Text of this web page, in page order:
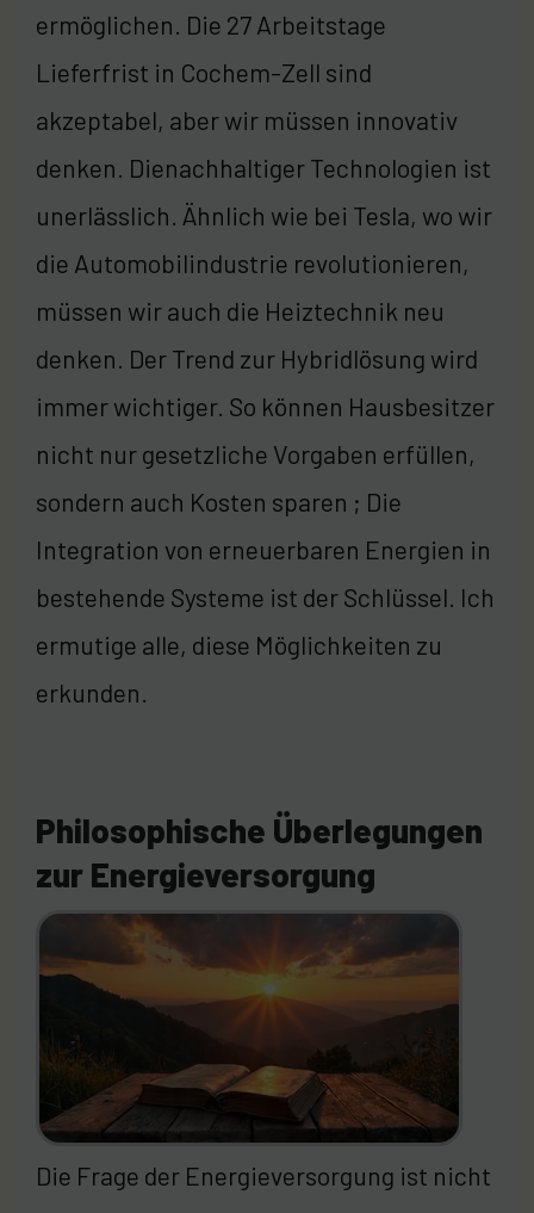
ermöglichen. Die 27 Arbeitstage
Lieferfrist in Cochem-Zell sind
akzeptabel, aber wir müssen innovativ
denken. Dienachhaltiger Technologien ist
unerlässlich. Ähnlich wie bei Tesla, wo wir
die Automobilindustrie revolutionieren,
müssen wir auch die Heiztechnik neu
denken. Der Trend zur Hybridlösung wird
immer wichtiger. So können Hausbesitzer
nicht nur gesetzliche Vorgaben erfüllen,
sondern auch Kosten sparen ; Die
Integration von erneuerbaren Energien in
bestehende Systeme ist der Schlüssel. Ich
ermutige alle, diese Möglichkeiten zu
erkunden.
Philosophische Überlegungen
zur Energieversorgung
Die Frage der Energieversorgung ist nicht